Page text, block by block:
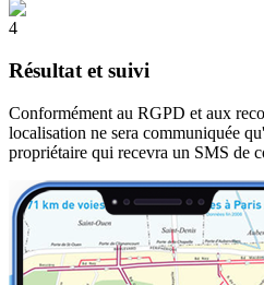
4
Résultat et suivi
Conformément au RGPD et aux
localisation ne sera communiquée
propriétaire qui recevra un SMS de